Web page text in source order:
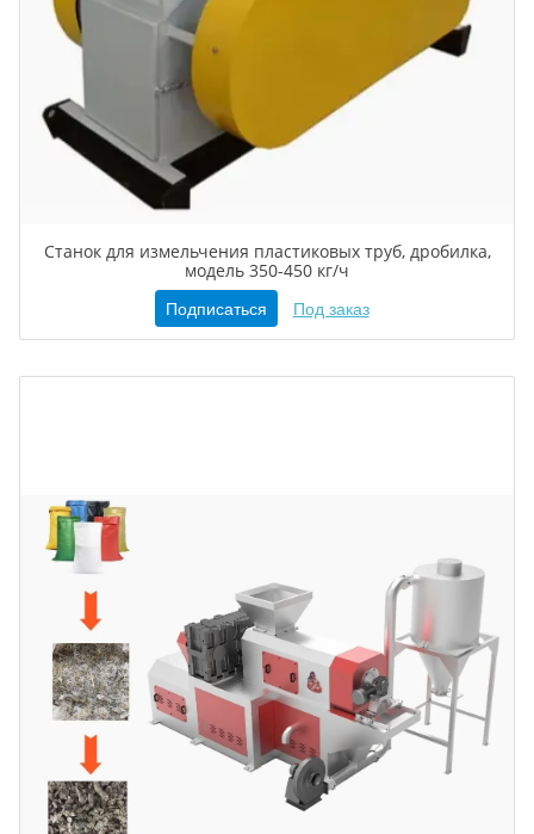
Станок для измельчения пластиковых труб, дробилка,
модель 350-450 кг/ч
Подписаться Под заказ